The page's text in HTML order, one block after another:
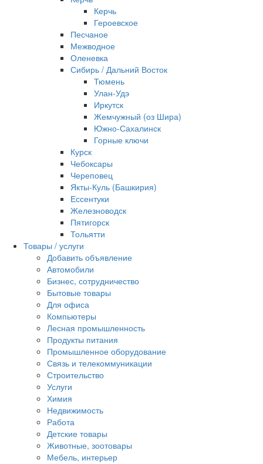
Керчь
Героевское
Песчаное
Межводное
Оленевка
Сибирь / Дальний Восток
Тюмень
Улан-Удэ
Иркутск
Жемчужный (оз Шира)
Южно‐Сахалинск
Горные ключи
Курск
Чебоксары
Череповец
Якты-Куль (Башкирия)
Ессентуки
Железноводск
Пятигорск
Тольятти
Товары / услуги
Добавить объявление
Автомобили
Бизнес, сотрудничество
Бытовые товары
Для офиса
Компьютеры
Лесная промышленность
Продукты питания
Промышленное оборудование
Связь и телекоммуникации
Строительство
Услуги
Химия
Недвижимость
Работа
Детские товары
Животные, зоотовары
Мебель, интерьер